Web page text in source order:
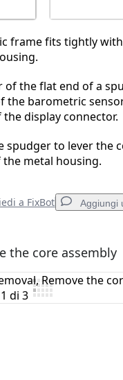
frame fits tightly
of the flat end of a
the barometric
display connector.
spudger to lever the
metal housing.
a FixBot Aggiungi
Aggiungi un commento
the core assembly